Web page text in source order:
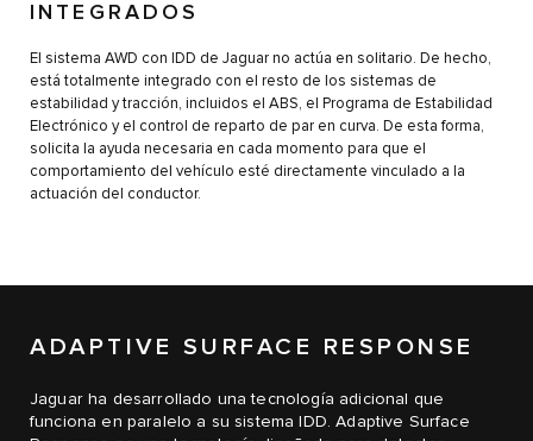
INTEGRADOS
El sistema AWD con IDD de Jaguar no actúa en solitario. De hecho,
está totalmente integrado con el resto de los sistemas de
estabilidad y tracción, incluidos el ABS, el Programa de Estabilidad
Electrónico y el control de reparto de par en curva. De esta forma,
solicita la ayuda necesaria en cada momento para que el
comportamiento del vehículo esté directamente vinculado a la
actuación del conductor.
ADAPTIVE SURFACE RESPONSE
Jaguar ha desarrollado una tecnología adicional que
funciona en paralelo a su sistema IDD. Adaptive Surface